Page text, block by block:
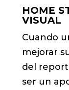
HOME
VISUAL
Cuando
mejorar
del
ser un